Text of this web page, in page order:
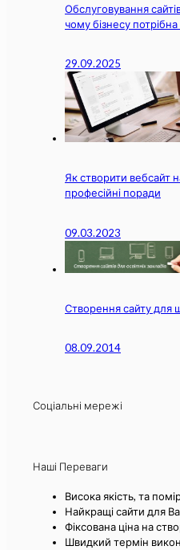
Обслуговування
чому бізнесу
29.09.2025
Як створити вебсайт
професійні поради
09.03.2023
Створення сайту для
08.09.2014
Соціальні мережі
Наші Переваги
Висока якість, та
Найкращі сайти для
Фіксована ціна на
Швидкий термін